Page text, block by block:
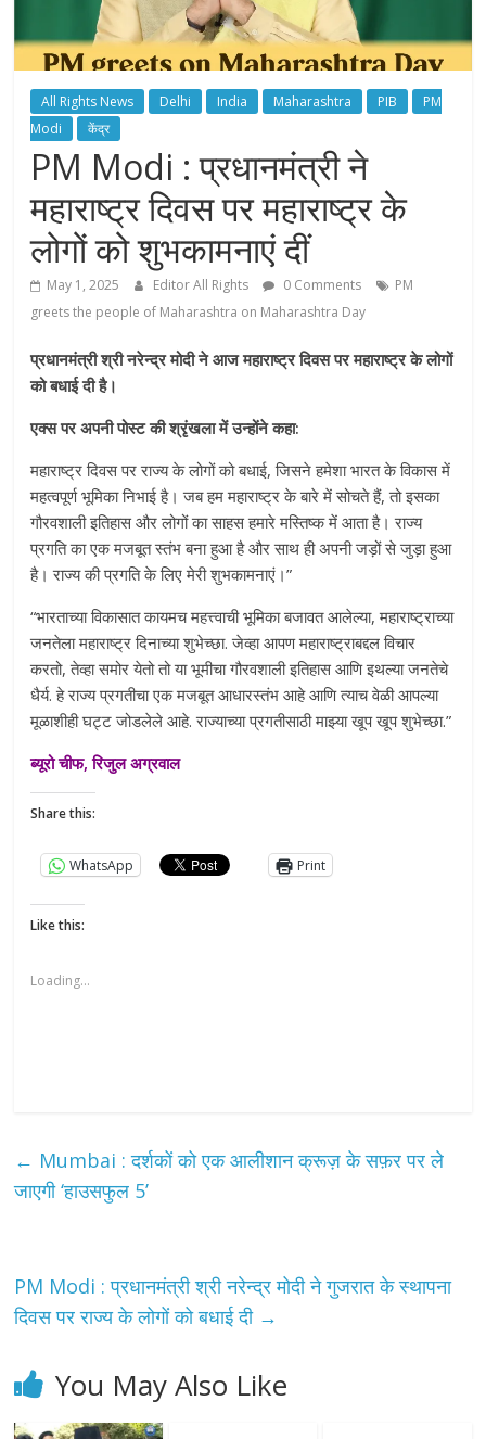
All Rights News Delhi India Maharashtra PIB
PM
Modi
केंद्र
PM Modi : प्रधानमंत्री ने
महाराष्ट्र दिवस पर महाराष्ट्र के
लोगों को शुभकामनाएं दीं
May 1, 2025 Editor All Rights 0 Comments
PM
greets the people of Maharashtra on Maharashtra Day
प्रधानमंत्री श्री नरेन्द्र मोदी ने आज महाराष्ट्र दिवस पर महाराष्ट्र के लोगों
को बधाई दी है।
एक्स पर अपनी पोस्ट की श्रृंखला में उन्होंने कहा:
महाराष्ट्र दिवस पर राज्य के लोगों को बधाई, जिसने हमेशा भारत के विकास में
महत्वपूर्ण भूमिका निभाई है। जब हम महाराष्ट्र के बारे में सोचते हैं, तो इसका
गौरवशाली इतिहास और लोगों का साहस हमारे मस्तिष्‍क में आता है। राज्य
प्रगति का एक मजबूत स्तंभ बना हुआ है और साथ ही अपनी जड़ों से जुड़ा हुआ
है। राज्य की प्रगति के लिए मेरी शुभकामनाएं।”
“भारताच्या विकासात कायमच महत्त्वाची भूमिका बजावत आलेल्या, महाराष्ट्राच्या
जनतेला महाराष्ट्र दिनाच्या शुभेच्छा. जेव्हा आपण महाराष्ट्राबद्दल विचार
करतो, तेव्हा समोर येतो तो या भूमीचा गौरवशाली इतिहास आणि इथल्या जनतेचे
धैर्य. हे राज्य प्रगतीचा एक मजबूत आधारस्तंभ आहे आणि त्याच वेळी आपल्या
मूळाशीही घट्ट जोडलेले आहे. राज्याच्या प्रगतीसाठी माझ्या खूप खूप शुभेच्छा.”
ब्यूरो चीफ, रिजुल अग्रवाल
Share this:
WhatsApp Print
Like this:
Loading...
← Mumbai : दर्शकों को एक आलीशान क्रूज़ के सफ़र पर ले
जाएगी ‘हाउसफुल 5’
PM Modi : प्रधानमंत्री श्री नरेन्द्र मोदी ने गुजरात के स्थापना
दिवस पर राज्य के लोगों को बधाई दी →
You May Also Like